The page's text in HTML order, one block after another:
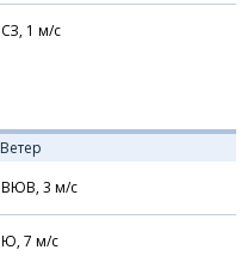
СЗ, 1 м/с
Ветер
ВЮВ, 3 м/с
Ю, 7 м/с